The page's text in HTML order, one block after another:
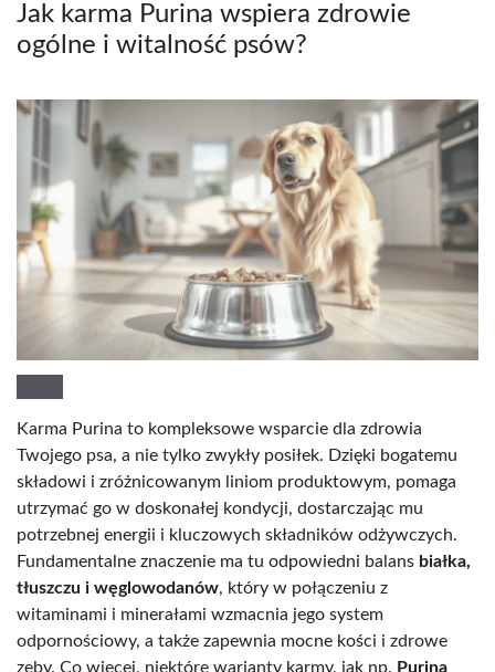
Jak karma Purina wspiera zdrowie
ogólne i witalność psów?
Karma Purina to kompleksowe wsparcie dla zdrowia
Twojego psa, a nie tylko zwykły posiłek. Dzięki bogatemu
składowi i zróżnicowanym liniom produktowym, pomaga
utrzymać go w doskonałej kondycji, dostarczając mu
potrzebnej energii i kluczowych składników odżywczych.
Fundamentalne znaczenie ma tu odpowiedni balans białka,
tłuszczu i węglowodanów, który w połączeniu z
witaminami i minerałami wzmacnia jego system
odpornościowy, a także zapewnia mocne kości i zdrowe
zęby. Co więcej, niektóre warianty karmy, jak np. Purina